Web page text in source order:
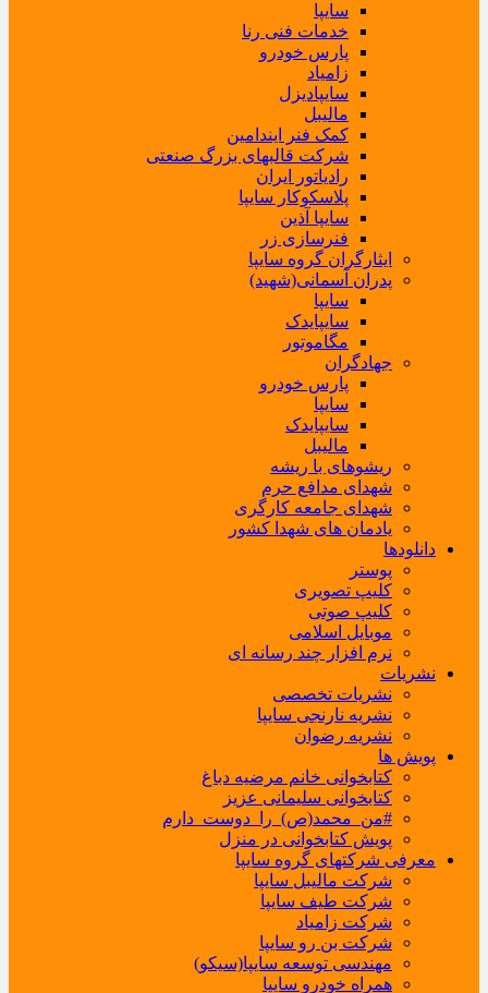
سایپا
خدمات فنی رنا
پارس خودرو
زامیاد
سایپادیزل
مالیبل
کمک فنر ایندامین
شرکت قالبهای بزرگ صنعتی
رادیاتور ایران
پلاسکوکار سایپا
سایپا آذین
فنرسازی زر
ایثارگران گروه سایپا
پدران آسمانی(شهید)
سایپا
سایپایدک
مگاموتور
جهادگران
پارس خودرو
سایپا
سایپایدک
مالیبل
ریشوهای با ریشه
شهدای مدافع حرم
شهدای جامعه کارگری
یادمان های شهدا کشور
دانلودها
پوستر
کلیپ تصویری
کلیپ صوتی
موبایل اسلامی
نرم افزار چند رسانه ای
نشریات
نشریات تخصصی
نشریه نارنجی سایپا
نشریه رضوان
پویش ها
کتابخوانی خانم مرضیه دباغ
کتابخوانی سلیمانی عزیز
#من_محمد(ص)_را_دوست_دارم
پویش کتابخوانی در منزل
معرفی شرکتهای گروه سایپا
شرکت مالیبل سایپا
شرکت طیف سایپا
شرکت زامیاد
شرکت بن رو سایپا
مهندسی توسعه سایپا(سیکو)
همراه خودرو سایپا